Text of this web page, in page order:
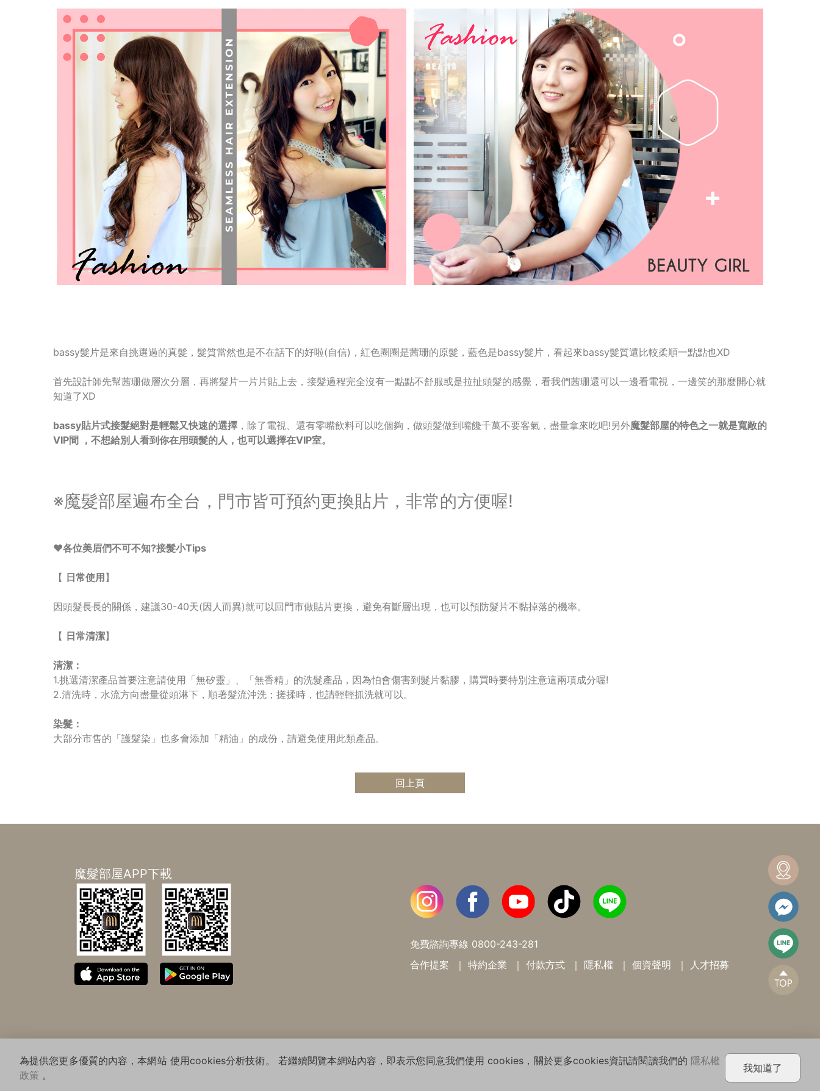
bassy髮片是來自挑選過的真髮，髮質當然也是不在話下的好啦(自信)，紅色圈圈是茜珊的原髮，藍色是bassy髮片，看起來bassy髮質還比較柔順一點點也XD
首先設計師先幫茜珊做層次分層，再將髮片一片片貼上去，接髮過程完全沒有一點點不舒服或是拉扯頭髮的感覺，看我們茜珊還可以一邊看電視，一邊笑的那麼開心就
知道了XD
bassy貼片式接髮絕對是輕鬆又快速的選擇 ，除了電視、還有零嘴飲料可以吃個夠，做頭髮做到嘴饞千萬不要客氣，盡量拿來吃吧!另外魔髮部屋的特色之一就是寬敞的
VIP間 ，不想給別人看到你在用頭髮的人，也可以選擇在VIP室。
※魔髮部屋遍布全台，門市皆可預約更換貼片，非常的方便喔!
❤️各位美眉們不可不知?接髮小Tips
【 日常使用】
因頭髮長長的關係，建議30-40天(因人而異)就可以回門市做貼片更換，避免有斷層出現，也可以預防髮片不黏掉落的機率。
【 日常清潔】
清潔：
1.挑選清潔產品首要注意請使用「無矽靈」、「無香精」的洗髮產品，因為怕會傷害到髮片黏膠，購買時要特別注意這兩項成分喔!
2.清洗時，水流方向盡量從頭淋下，順著髮流沖洗；搓揉時，也請輕輕抓洗就可以。
染髮：
大部分市售的「護髮染」也多會添加「精油」的成份，請避免使用此類產品。
回上頁
魔髮部屋APP下載
免費諮詢專線 0800-243-281
合作提案
特約企業 付款方式 隱私權 個資聲明 人才招募
Copyright© 2026 WARMSUN HAIR PRODUCTS GROUP All Rights Reserved.
為提供您更多優質的內容，本網站 使用cookies分析技術。 若繼續閱覽本網站內容，即表示您同意我們使用 cookies，關於更多cookies資訊請閱讀我們的 隱私權
政策 。
我知道了